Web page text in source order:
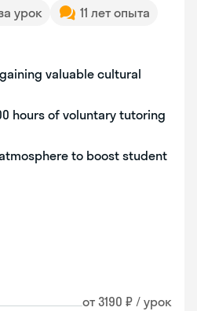
урок
11 лет опыта
valuable cultural
hours of voluntary tutoring
to boost student
от 3190 ₽ / урок